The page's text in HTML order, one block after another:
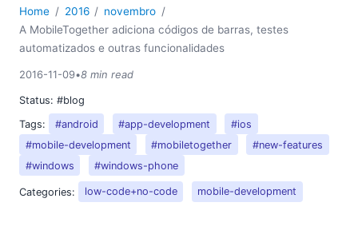
Home 2016
novembro
A MobileTogether adiciona códigos de barras, testes
automatizados e outras funcionalidades
2016-11-09•8 min read
Status: #blog
Tags:
#android #app-development
#ios
#mobile-development
#mobiletogether
#new-features
#windows
#windows-phone
Categories: low-code+no-code mobile-development